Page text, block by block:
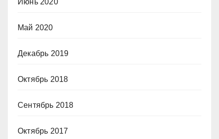
Май 2020
Декабрь 2019
Октябрь 2018
Сентябрь 2018
Октябрь 2017